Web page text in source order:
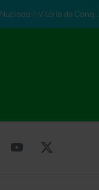
Nublado Vitória da Conq…